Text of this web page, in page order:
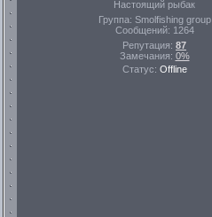
Настоящий рыбак
Группа: Smolfishing group
Сообщений: 1264
Репутация: 87
Замечания: 0%
Статус: Offline